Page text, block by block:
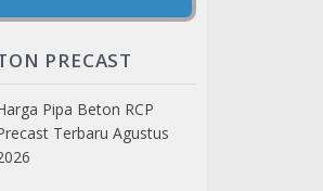
PRECAST
Pipa Beton RCP
Terbaru Agustus